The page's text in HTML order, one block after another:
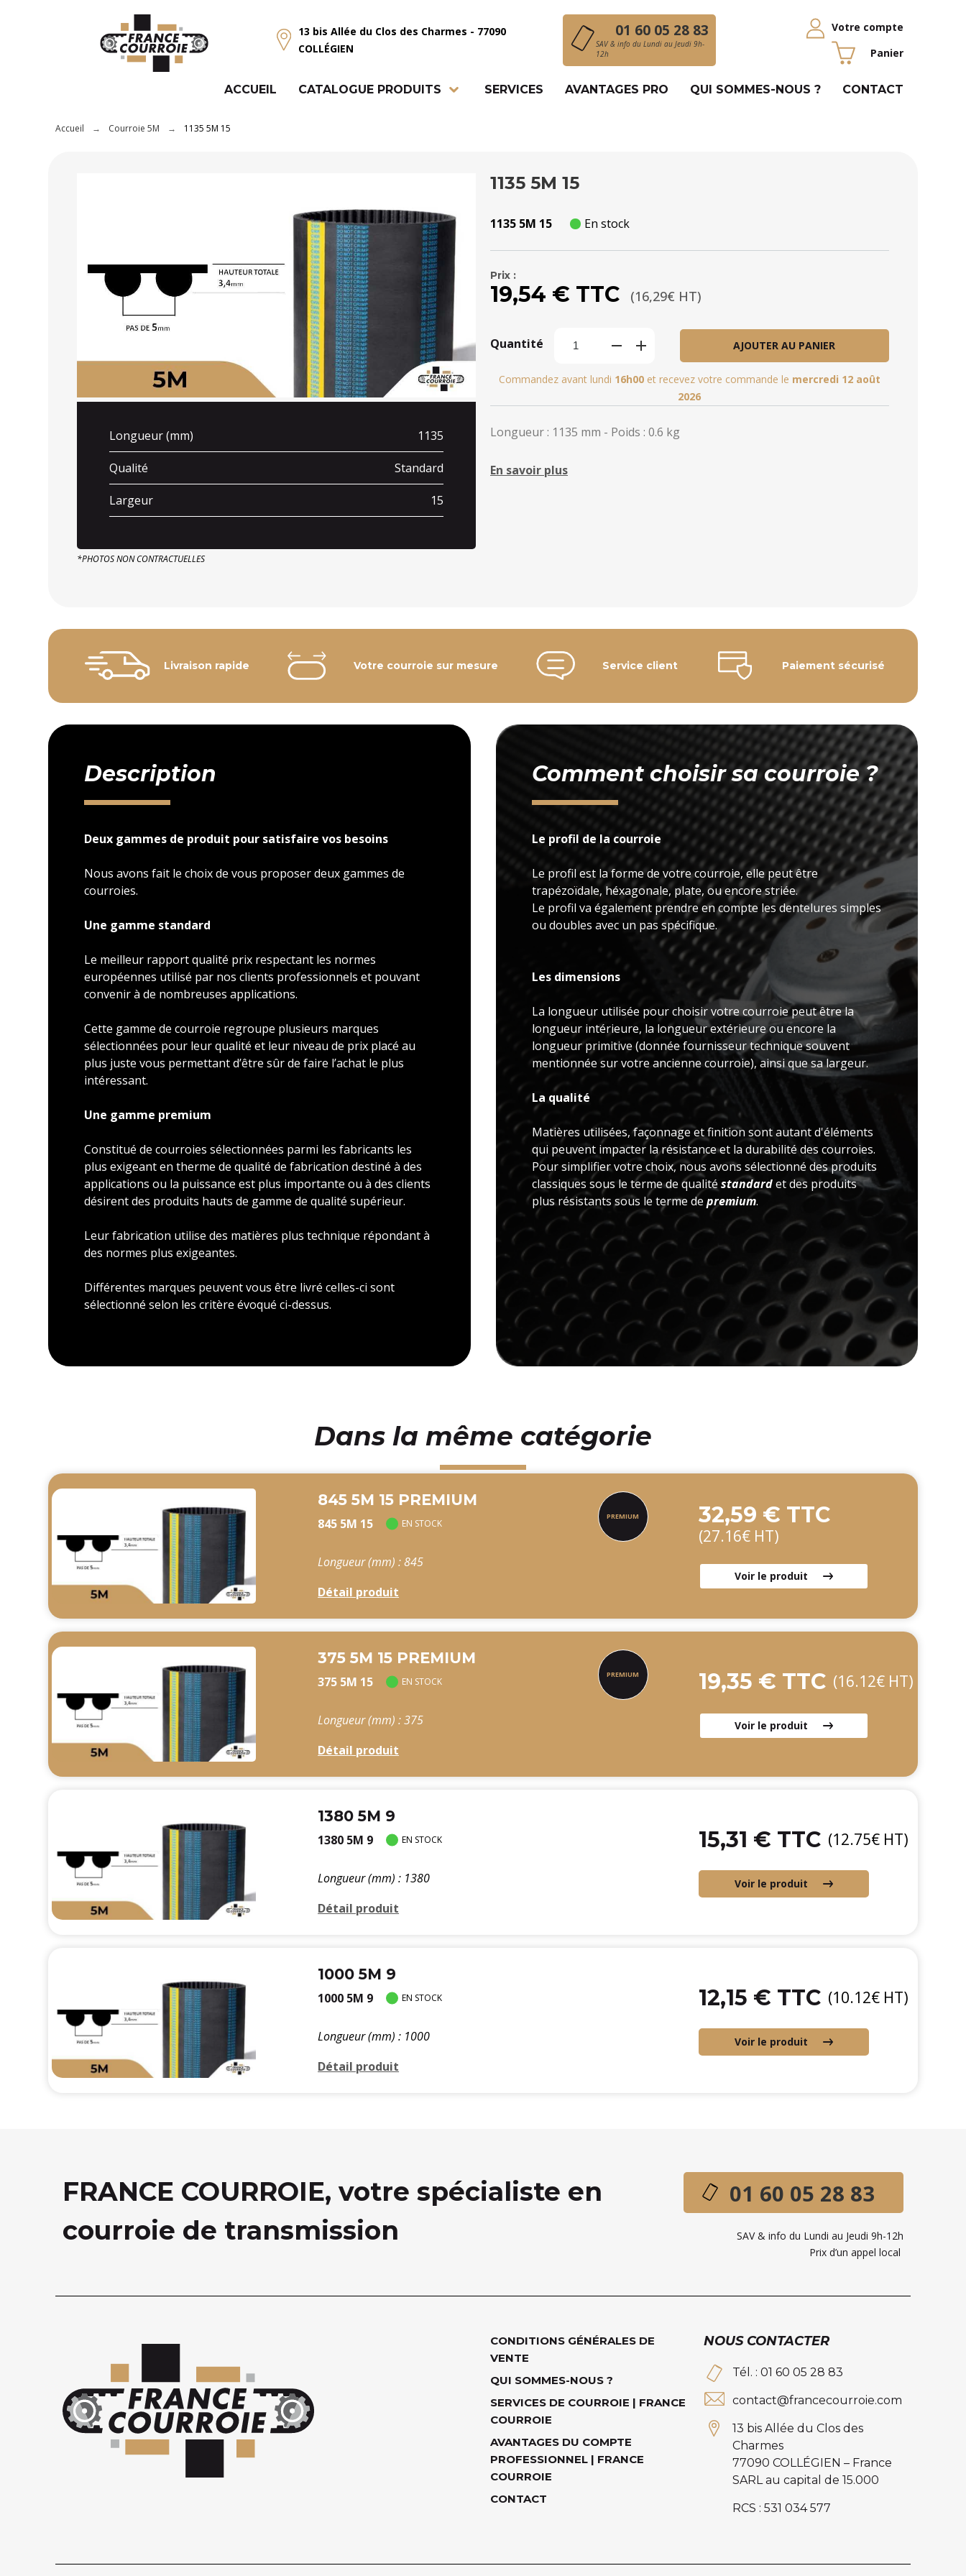
13 bis Allée du Clos des Charmes - 77090
COLLÉGIEN
01 60 05 28 83
SAV & info du Lundi au Jeudi 9h-
12h
Votre compte
Panier
ACCUEIL CATALOGUE PRODUITS SERVICES AVANTAGES PRO QUI SOMMES-NOUS ? CONTACT
Accueil Courroie 5M 1135 5M 15
Longueur (mm) 1135
Qualité Standard
Largeur 15
*PHOTOS NON CONTRACTUELLES
1135 5M 15
1135 5M 15 En stock
Prix :
19,54 € TTC (16,29€ HT)
Quantité AJOUTER AU PANIER
Commandez avant lundi 16h00et recevez votre commande le mercredi 12 août
2026
Longueur : 1135 mm - Poids : 0.6 kg
En savoir plus
Livraison rapide Votre courroie sur mesure Service client Paiement sécurisé
Description
Deux gammes de produit pour satisfaire vos besoins
Nous avons fait le choix de vous proposer deux gammes de
courroies.
Une gamme standard
Le meilleur rapport qualité prix respectant les normes
européennes utilisé par nos clients professionnels et pouvant
convenir à de nombreuses applications.
Cette gamme de courroie regroupe plusieurs marques
sélectionnées pour leur qualité et leur niveau de prix placé au
plus juste vous permettant d’être sûr de faire l’achat le plus
intéressant.
Une gamme premium
Constitué de courroies sélectionnées parmi les fabricants les
plus exigeant en therme de qualité de fabrication destiné à des
applications ou la puissance est plus importante ou à des clients
désirent des produits hauts de gamme de qualité supérieur.
Leur fabrication utilise des matières plus technique répondant à
des normes plus exigeantes.
Différentes marques peuvent vous être livré celles-ci sont
sélectionné selon les critère évoqué ci-dessus.
Comment choisir sa courroie ?
Le profil de la courroie
Le profil est la forme de votre courroie, elle peut être
trapézoïdale, héxagonale, plate, ou encore striée.
Le profil va également prendre en compte les dentelures simples
ou doubles avec un pas spécifique.
Les dimensions
La longueur utilisée pour choisir votre courroie peut être la
longueur intérieure, la longueur extérieure ou encore la
longueur primitive (donnée fournisseur technique souvent
mentionnée sur votre ancienne courroie), ainsi que sa largeur.
La qualité
Matières utilisées, façonnage et finition sont autant d'éléments
qui peuvent impacter la résistance et la durabilité des courroies.
Pour simplifier votre choix, nous avons sélectionné des produits
classiques sous le terme de qualité standardet des produits
plus résistants sous le terme de premium.
Dans la même catégorie
845 5M 15 PREMIUM
845 5M 15 EN STOCK
Longueur (mm) : 845
Détail produit
32,59 € TTC
(27.16€ HT)
Voir le produit
375 5M 15 PREMIUM
375 5M 15 EN STOCK
Longueur (mm) : 375
Détail produit
19,35 € TTC (16.12€ HT)
Voir le produit
1380 5M 9
1380 5M 9 EN STOCK
Longueur (mm) : 1380
Détail produit
15,31 € TTC (12.75€ HT)
Voir le produit
1000 5M 9
1000 5M 9 EN STOCK
Longueur (mm) : 1000
Détail produit
12,15 € TTC (10.12€ HT)
Voir le produit
FRANCE COURROIE, votre spécialiste en
courroie de transmission
01 60 05 28 83
SAV & info du Lundi au Jeudi 9h-12h
Prix d’un appel local
CONDITIONS GÉNÉRALES DE
VENTE
QUI SOMMES-NOUS ?
SERVICES DE COURROIE | FRANCE
COURROIE
AVANTAGES DU COMPTE
PROFESSIONNEL | FRANCE
COURROIE
CONTACT
NOUS CONTACTER
Tél. : 01 60 05 28 83
contact@francecourroie.com
13 bis Allée du Clos des
Charmes
77090 COLLÉGIEN – France
SARL au capital de 15.000
RCS : 531 034 577